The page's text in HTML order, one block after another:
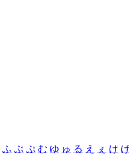
ふ ぶ ぷ む ゆ ゅ る え ぇ け げ